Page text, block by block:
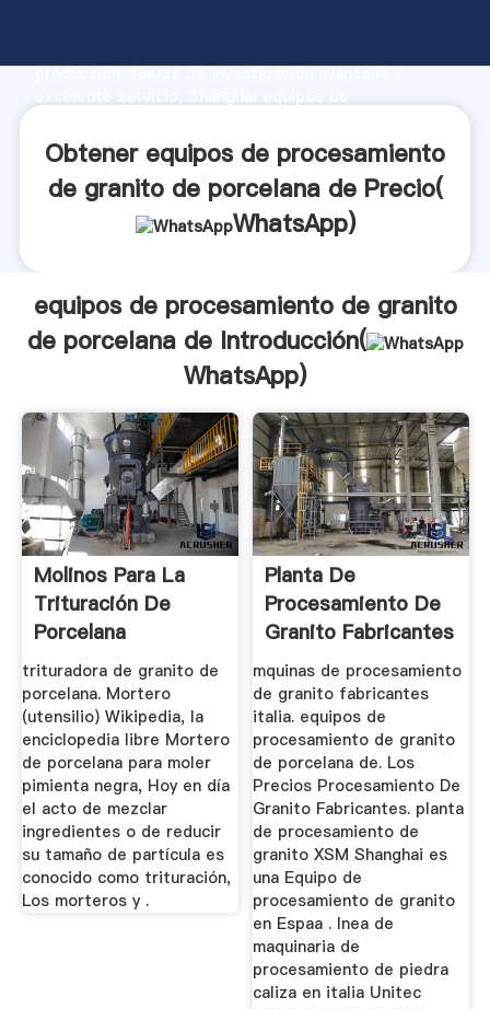
producción, fuerza de investigación avanzada y
crea el valor y aporta valores a todos los clientes.
Obtener equipos de procesamiento
de granito de porcelana de Precio(
WhatsApp)
equipos de procesamiento de granito
de porcelana de Introducción(
WhatsApp)
Molinos Para La
Trituración De
Porcelana
trituradora de granito de
porcelana. Mortero
(utensilio) Wikipedia, la
enciclopedia libre Mortero
de porcelana para moler
pimienta negra, Hoy en día
el acto de mezclar
ingredientes o de reducir
su tamaño de partícula es
conocido como trituración,
Los morteros y .
Planta De
Procesamiento De
Granito Fabricantes
Espana
mquinas de procesamiento
de granito fabricantes
italia. equipos de
procesamiento de granito
de porcelana de. Los
Precios Procesamiento De
Granito Fabricantes. planta
de procesamiento de
granito XSM Shanghai es
una Equipo de
procesamiento de granito
en Espaa . lnea de
maquinaria de
procesamiento de piedra
caliza en italia Unitec